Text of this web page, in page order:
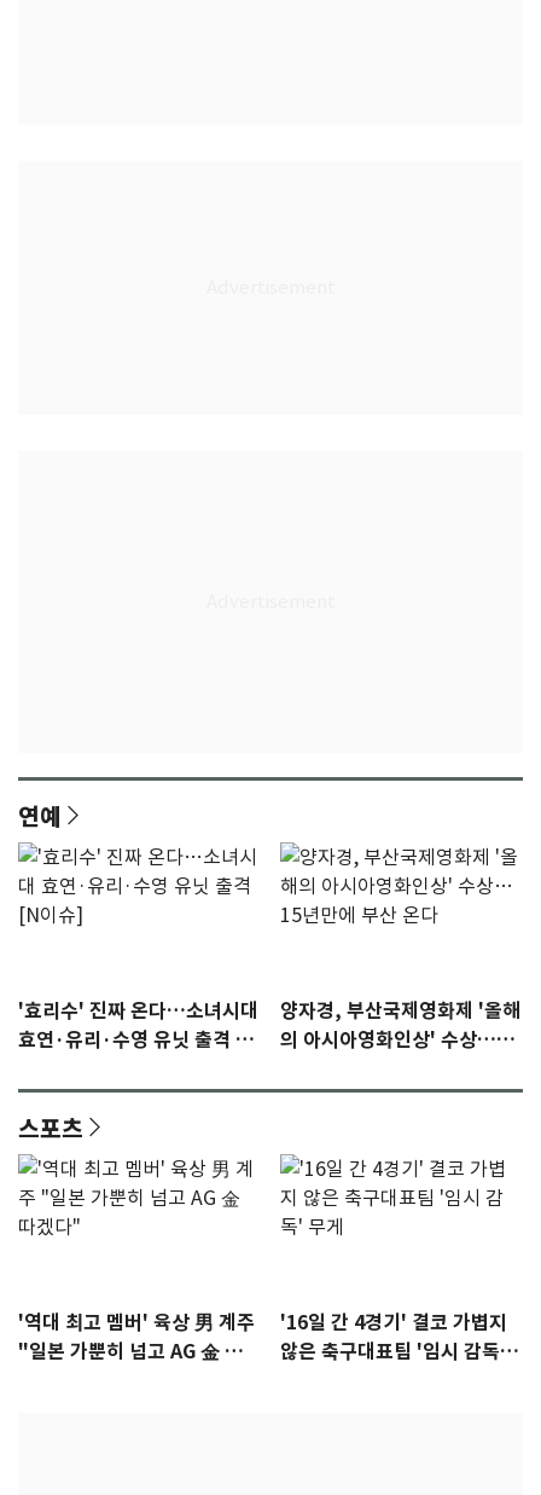
연예
'효리수' 진짜 온다…소녀시대
효연·유리·수영 유닛 출격 [N
양자경, 부산국제영화제 '올해
의 아시아영화인상' 수상…15
스포츠
'역대 최고 멤버' 육상 男 계주
"일본 가뿐히 넘고 AG 金 따겠
'16일 간 4경기' 결코 가볍지
않은 축구대표팀 '임시 감독'